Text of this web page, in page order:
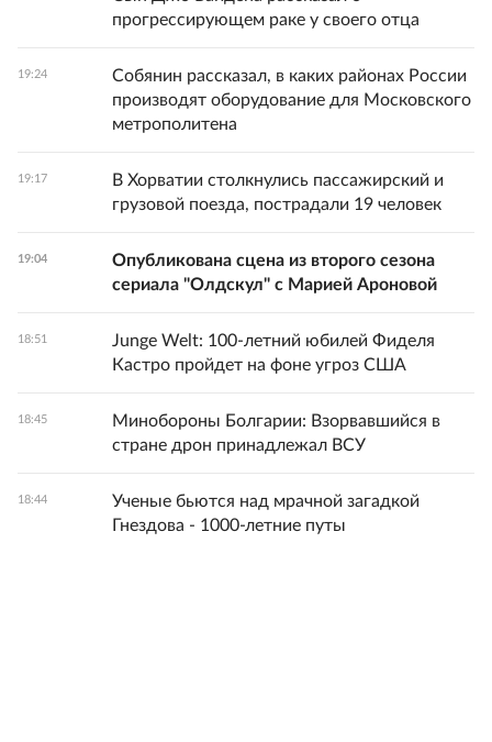
прогрессирующем раке у своего отца
19:24
Собянин рассказал, в каких районах России
производят оборудование для Московского
метрополитена
19:17
В Хорватии столкнулись пассажирский и
грузовой поезда, пострадали 19 человек
19:04
Опубликована сцена из второго сезона
сериала "Олдскул" с Марией Ароновой
18:51
Junge Welt: 100-летний юбилей Фиделя
Кастро пройдет на фоне угроз США
18:45
Минобороны Болгарии: Взорвавшийся в
стране дрон принадлежал ВСУ
18:44
Ученые бьются над мрачной загадкой
Гнездова - 1000-летние путы